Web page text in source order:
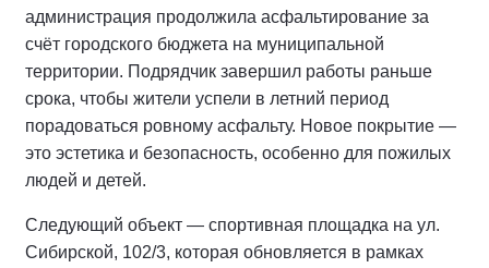
администрация продолжила асфальтирование за
счёт городского бюджета на муниципальной
территории. Подрядчик завершил работы раньше
срока, чтобы жители успели в летний период
порадоваться ровному асфальту. Новое покрытие —
это эстетика и безопасность, особенно для пожилых
людей и детей.
Следующий объект — спортивная площадка на ул.
Сибирской, 102/3, которая обновляется в рамках